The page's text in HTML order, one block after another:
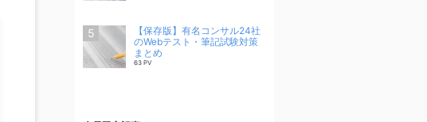
【保存版】有名コンサル24社
のWebテスト・筆記試験対策
まとめ
63 PV